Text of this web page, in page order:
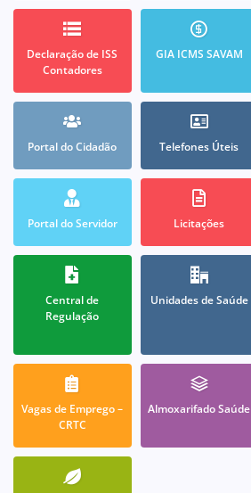
Declaração de ISS
Contadores
GIA ICMS SAVAM
Portal do Cidadão Telefones Úteis
Portal do Servidor Licitações
Central de
Regulação
Unidades de Saúde
Vagas de Emprego –
CRTC
Almoxarifado Saúde